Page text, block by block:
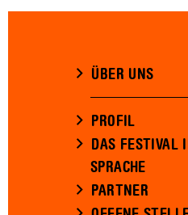
ÜBER UNS
PROFIL
DAS FESTIVAL
SPRACHE
PARTNER